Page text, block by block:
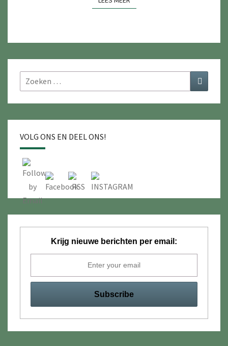
A
A
R
Zoeken
naar:
VOLG ONS EN DEEL ONS!
Krijg nieuwe berichten per email: